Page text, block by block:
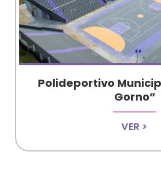
Polideportivo
Gorno”
VER >